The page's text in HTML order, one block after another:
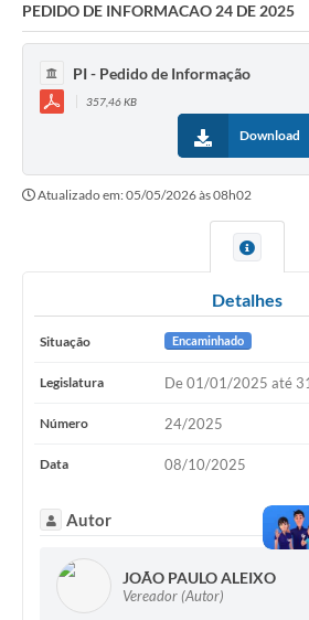
PEDIDO DE INFORMACAO 24 DE 2025
PI - Pedido de Informação
357,46 KB
Download
Atualizado em: 05/05/2026 às 08h02
Detalhes
Situação Encaminhado
Legislatura De 01/01/2025 até
Número 24/2025
Data 08/10/2025
Autor
JOÃO PAULO ALEIXO
Vereador (Autor)